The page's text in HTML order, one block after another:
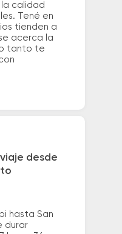
calidad
Tené en
tienden a
acerca la
tanto te
desde
hasta San
durar